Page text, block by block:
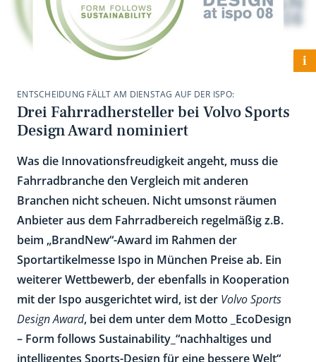
i
ENTSCHEIDUNG FÄLLT AM DIENSTAG AUF DER ISPO:
Drei Fahrradhersteller bei Volvo Sports
Design Award nominiert
Was die Innovationsfreudigkeit angeht, muss die
Fahrradbranche den Vergleich mit anderen
Branchen nicht scheuen. Nicht umsonst räumen
Anbieter aus dem Fahrradbereich regelmäßig z.B.
beim „BrandNew“-Award im Rahmen der
Sportartikelmesse Ispo in München Preise ab. Ein
weiterer Wettbewerb, der ebenfalls in Kooperation
mit der Ispo ausgerichtet wird, ist der Volvo Sports
Design Award, bei dem unter dem Motto _EcoDesign
– Form follows Sustainability_“nachhaltiges und
intelligentes Sports-Design für eine bessere Welt“